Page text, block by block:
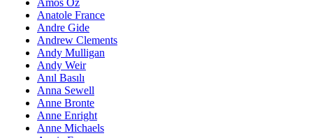
Amos Oz
Anatole France
Andre Gide
Andrew Clements
Andy Mulligan
Andy Weir
Anıl Basılı
Anna Sewell
Anne Bronte
Anne Enright
Anne Michaels